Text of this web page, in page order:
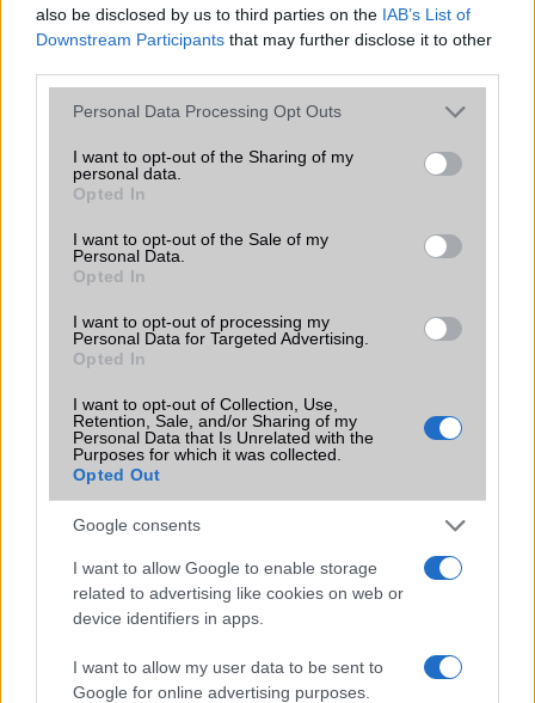
also be disclosed by us to third parties on the IAB’s List of
Downstream Participants that may further disclose it to other
Please note that this website/app uses one or more Google
not limited to your visit or usage behaviour. You may click to
grant or deny consent to Google and its third-party tags to
use your data for below specified purposes in below Google
consent section.
Personal Data Processing Opt Outs
I want to opt-out of the Sharing of my
personal data.
Opted In
I want to opt-out of the Sale of my
Personal Data.
Opted In
I want to opt-out of processing my
Personal Data for Targeted Advertising.
Opted In
I want to opt-out of Collection, Use,
Retention, Sale, and/or Sharing of my
Personal Data that Is Unrelated with the
Purposes for which it was collected.
Opted Out
Google consents
I want to allow Google to enable storage
related to advertising like cookies on web or
device identifiers in apps.
I want to allow my user data to be sent to
Google for online advertising purposes.
SNS integráció alap szolgáltatás
T9 szótár alkalmazás független szótár
Office alkalmazások alap szolgáltatás
Iránytũ
Extrák Nincs
EGYÉB
Vibra jelzés alap szolgáltatás
SIM típus
SIM-ek száma 2
Flight mode Van
Terület Globális
Brand 2020
Limited Edition Nincs